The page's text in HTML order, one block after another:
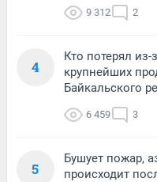
9 312 2
4
Кто потерял
крупнейших
Байкальского
6 459 3
5
Бушует пожар,
происходит